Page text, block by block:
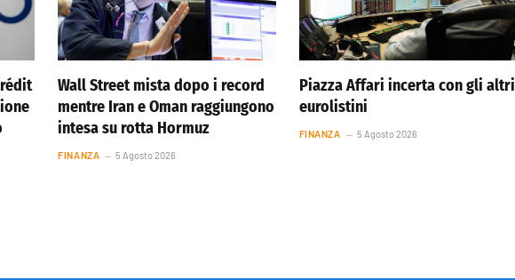
Wall Street mista dopo i record
mentre Iran e Oman raggiungono
intesa su rotta Hormuz
FINANZA 5 Agosto 2026
Piazza Affari incerta con gli altri
eurolistini
FINANZA 5 Agosto 2026